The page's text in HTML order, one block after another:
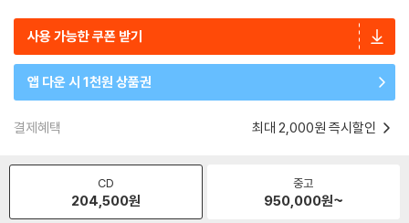
사용 가능한 쿠폰 받기
앱 다운 시 1천원 상품권
결제혜택 최대 2,000원 즉시할인
CD
204,500원
중고
950,000원~